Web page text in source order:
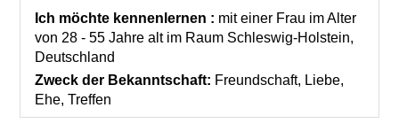
collapse
contents
Ich möchte kennenlernen : mit einer Frau im Alter
von 28 - 55 Jahre alt im Raum Schleswig-Holstein,
Deutschland
Zweck der Bekanntschaft: Freundschaft, Liebe,
Ehe, Treffen